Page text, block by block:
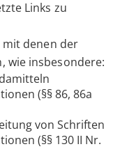
Links zu
denen der
wie insbesondere:
(§§ 86, 86a
von Schriften
(§§ 130 II Nr.